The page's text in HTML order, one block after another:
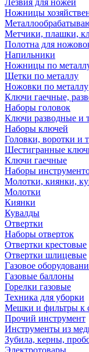
Лезвия для ножей
Ножницы
Метчики, плашки,
Полотна для
Напильники
Ножницы по
Щетки по металлу
Ножовки по металлу
Ключи гаечные,
Наборы головок
Ключи разводные и
Наборы ключей
Головки, воротки и
Шестигранные
Ключи гаечные
Наборы
Молотки, киянки,
Молотки
Киянки
Кувалды
Отвертки
Наборы отверток
Отвертки крестовые
Отвертки шлицевые
Газовое
Газовые баллоны
Горелки газовые
Техника для уборки
Мешки и фильтры к
Прочий инструмент
Инструменты из
Зубила, керны,
Электротовары